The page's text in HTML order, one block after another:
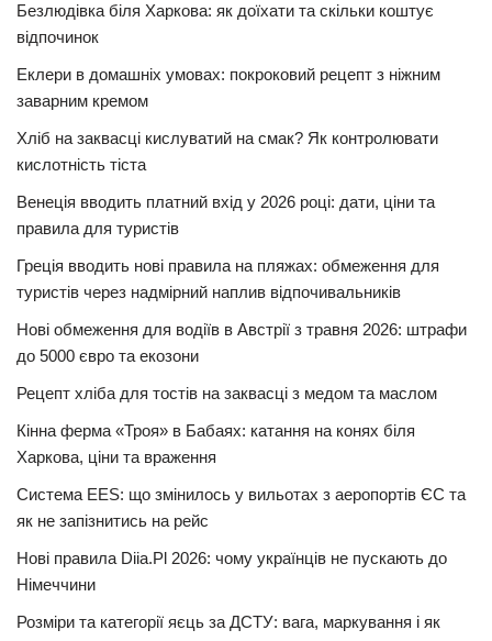
Безлюдівка біля Харкова: як доїхати та скільки коштує
відпочинок
Еклери в домашніх умовах: покроковий рецепт з ніжним
заварним кремом
Хліб на заквасці кислуватий на смак? Як контролювати
кислотність тіста
Венеція вводить платний вхід у 2026 році: дати, ціни та
правила для туристів
Греція вводить нові правила на пляжах: обмеження для
туристів через надмірний наплив відпочивальників
Нові обмеження для водіїв в Австрії з травня 2026: штрафи
до 5000 євро та екозони
Рецепт хліба для тостів на заквасці з медом та маслом
Кінна ферма «Троя» в Бабаях: катання на конях біля
Харкова, ціни та враження
Система EES: що змінилось у вильотах з аеропортів ЄС та
як не запізнитись на рейс
Нові правила Diia.Pl 2026: чому українців не пускають до
Німеччини
Розміри та категорії яєць за ДСТУ: вага, маркування і як